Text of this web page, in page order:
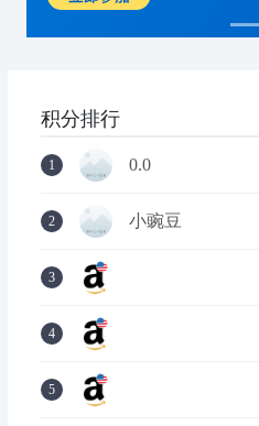
积分排行
1 0.0
2 小豌豆
3
4
5